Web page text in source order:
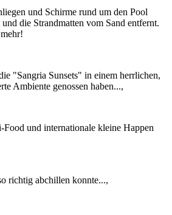
und Schirme rund um den Pool
die Strandmatten vom Sand entfernt.
"Sangria Sunsets" in einem herrlichen,
Ambiente genossen haben...,
Food und internationale kleine Happen
richtig abchillen konnte...,